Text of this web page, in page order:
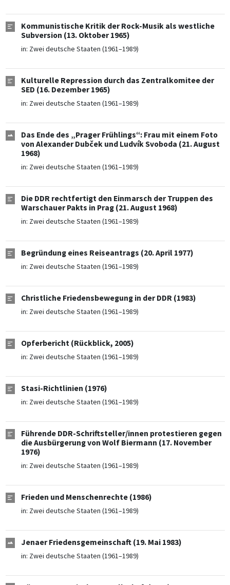
Kommunistische Kritik der Rock-Musik als westliche
Subversion (13. Oktober 1965)
in: Zwei deutsche Staaten (1961–1989)
Kulturelle Repression durch das Zentralkomitee der
SED (16. Dezember 1965)
in: Zwei deutsche Staaten (1961–1989)
Das Ende des „Prager Frühlings“: Frau mit einem Foto
von Alexander Dubček und Ludvík Svoboda (21. August
1968)
in: Zwei deutsche Staaten (1961–1989)
Die DDR rechtfertigt den Einmarsch der Truppen des
Warschauer Pakts in Prag (21. August 1968)
in: Zwei deutsche Staaten (1961–1989)
Begründung eines Reiseantrags (20. April 1977)
in: Zwei deutsche Staaten (1961–1989)
Christliche Friedensbewegung in der DDR (1983)
in: Zwei deutsche Staaten (1961–1989)
Opferbericht (Rückblick, 2005)
in: Zwei deutsche Staaten (1961–1989)
Stasi-Richtlinien (1976)
in: Zwei deutsche Staaten (1961–1989)
Führende DDR-Schriftsteller/innen protestieren gegen
die Ausbürgerung von Wolf Biermann (17. November
1976)
in: Zwei deutsche Staaten (1961–1989)
Frieden und Menschenrechte (1986)
in: Zwei deutsche Staaten (1961–1989)
Jenaer Friedensgemeinschaft (19. Mai 1983)
in: Zwei deutsche Staaten (1961–1989)